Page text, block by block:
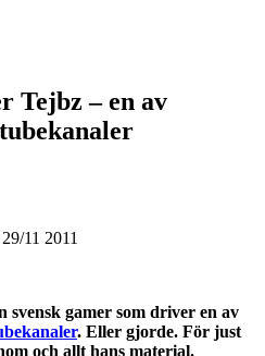
Tejbz – en av
11 2011
svensk gamer som driver en av
. Eller gjorde. För just
och allt hans material.